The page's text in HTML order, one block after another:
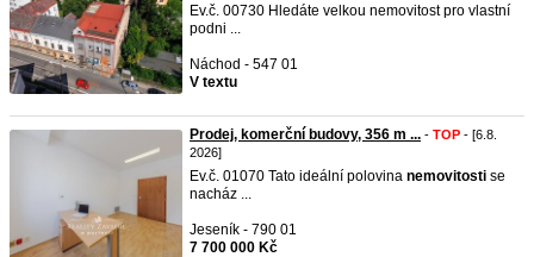
Ev.č. 00730 Hledáte velkou nemovitost pro vlastní
podni ...
Náchod - 547 01
V textu
Prodej, komerční budovy, 356 m ... - TOP - [6.8.
2026]
Ev.č. 01070 Tato ideální polovina nemovitosti se
nacház ...
Jeseník - 790 01
7 700 000 Kč